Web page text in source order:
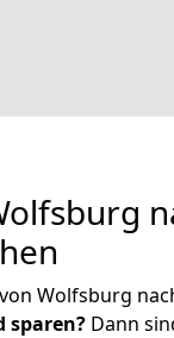
Wolfsburg
sparen? Dann